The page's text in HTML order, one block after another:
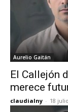
Aurelio Gaitán
El Callejón
merece
claudialny - 18